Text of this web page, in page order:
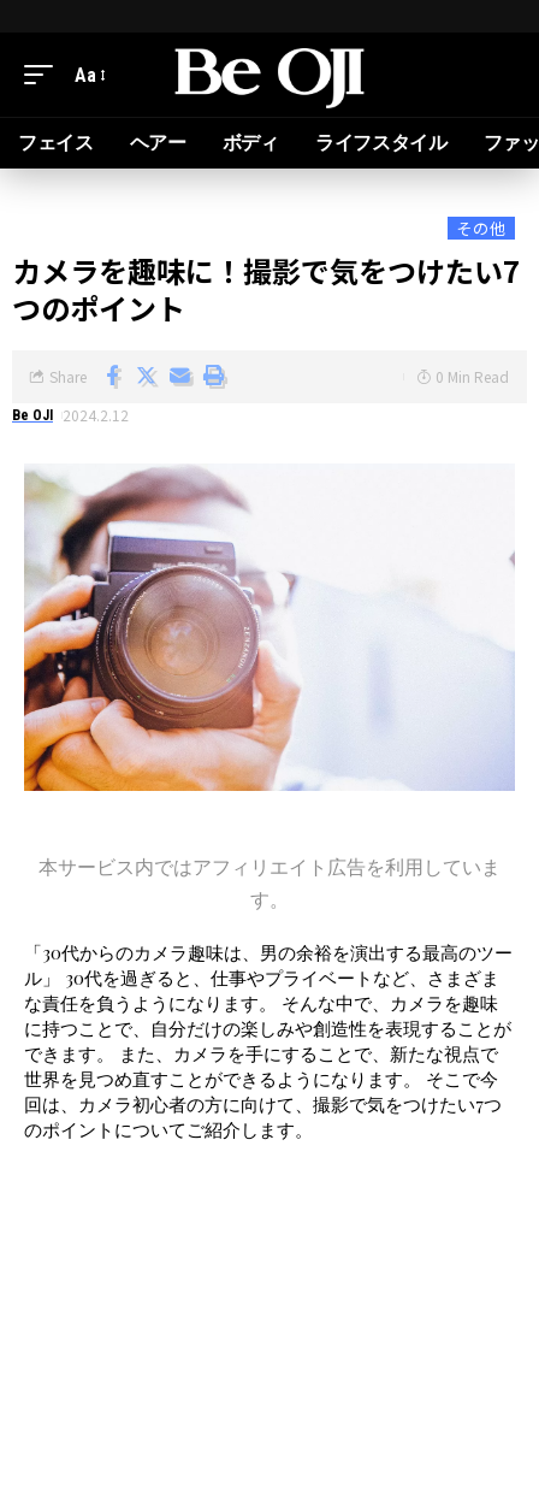
Aa
フェイス ヘアー ボディ ライフスタイル ファ
その他
カメラを趣味に！撮影で気をつけたい7
つのポイント
Be OJI 2024.2.12
Share 0 Min Read
本サービス内ではアフィリエイト広告を利用していま
す。
「30代からのカメラ趣味は、男の余裕を演出する最高のツー
ル」 30代を過ぎると、仕事やプライベートなど、さまざま
な責任を負うようになります。 そんな中で、カメラを趣味
に持つことで、自分だけの楽しみや創造性を表現することが
できます。 また、カメラを手にすることで、新たな視点で
世界を見つめ直すことができるようになります。 そこで今
回は、カメラ初心者の方に向けて、撮影で気をつけたい7つ
のポイントについてご紹介します。